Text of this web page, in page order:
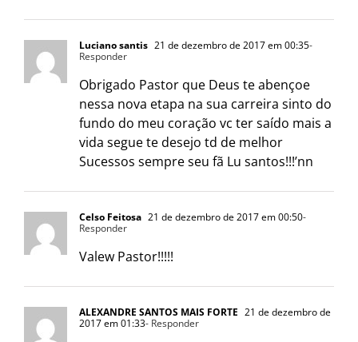
Luciano santis 21 de dezembro de 2017 em 00:35-
Responder
Obrigado Pastor que Deus te abençoe
nessa nova etapa na sua carreira sinto do
fundo do meu coração vc ter saído mais a
vida segue te desejo td de melhor
Sucessos sempre seu fã Lu santos!!!’nn
Celso Feitosa 21 de dezembro de 2017 em 00:50-
Responder
Valew Pastor!!!!!
ALEXANDRE SANTOS MAIS FORTE 21 de dezembro de
2017 em 01:33- Responder